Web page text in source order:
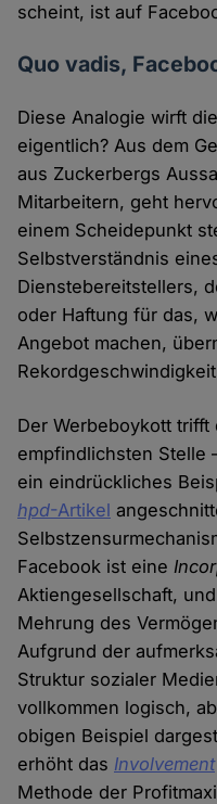
scheint, ist auf
Quo vadis,
Diese Analogie wirft
eigentlich? Aus dem
aus Zuckerbergs
Mitarbeitern, geht
einem Scheidepunkt
Selbstverständnis
Dienstebereitstellers,
oder Haftung für das,
Angebot machen,
Der Werbeboykott
empfindlichsten Stelle
ein eindrückliches
hpd-Artikel
Facebook ist eine
Aktiengesellschaft,
Mehrung des
Aufgrund der
Struktur sozialer
vollkommen logisch,
obigen Beispiel
erhöht das Involvement
Methode der